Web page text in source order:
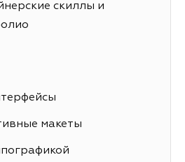
скиллы и
макеты